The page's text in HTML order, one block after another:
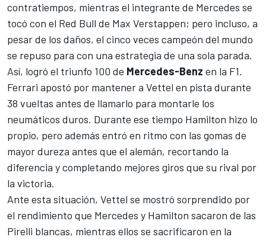
contratiempos, mientras el integrante de Mercedes se
tocó con el Red Bull de Max Verstappen; pero incluso, a
pesar de los daños, el cinco veces campeón del mundo
se repuso para con una estrategia de una sola parada.
Así, logró el triunfo 100 de Mercedes-Benz en la F1.
Ferrari apostó por mantener a Vettel en pista durante
38 vueltas antes de llamarlo para montarle los
neumáticos duros. Durante ese tiempo Hamilton hizo lo
propio, pero además entró en ritmo con las gomas de
mayor dureza antes que el alemán, recortando la
diferencia y completando mejores giros que su rival por
la victoria.
Ante esta situación, Vettel se mostró sorprendido por
el rendimiento que Mercedes y Hamilton sacaron de las
Pirelli blancas, mientras ellos se sacrificaron en la